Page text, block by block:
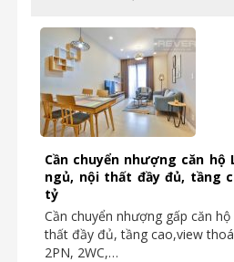
Cần chuyển nhượng căn hộ
ngủ, nội thất đầy đủ, tầng
tỷ
Cần chuyển nhượng gấp căn
thất đầy đủ, tầng cao,view
2PN, 2WC,…